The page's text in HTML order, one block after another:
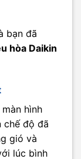
bạn đã
hòa Daikin
hình
chế độ đã
gió và
lúc bình